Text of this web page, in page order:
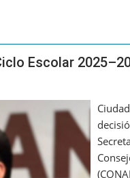
Escolar